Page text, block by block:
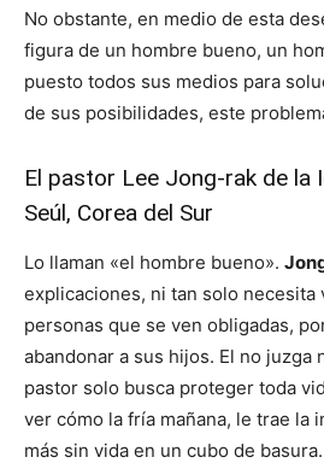
No obstante, en medio de esta
figura de un hombre bueno, un
puesto todos sus medios para
de sus posibilidades, este
El pastor Lee Jong-rak de la
Seúl, Corea del Sur
Lo llaman «el hombre bueno».
explicaciones, ni tan solo necesita
personas que se ven obligadas,
abandonar a sus hijos. El no juzga
pastor solo busca proteger toda
ver cómo la fría mañana, le trae la
más sin vida en un cubo de basura.